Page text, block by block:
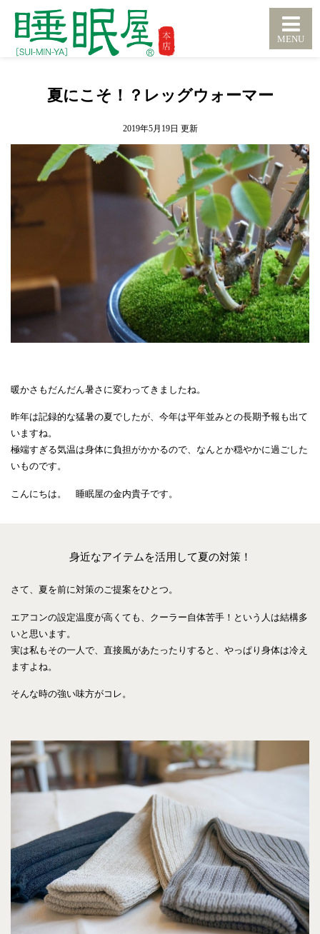
夏にこそ！？レッグウォーマー
2019年5月19日
暖かさもだんだん暑さに変わってきましたね。
昨年は記録的な猛暑の夏でしたが、今年は平年並みとの長期予報も出て
いますね。
極端すぎる気温は身体に負担がかかるので、なんとか穏やかに過ごした
いものです。
こんにちは。 睡眠屋の金内貴子です。
身近なアイテムを活用して夏の対策！
さて、夏を前に対策のご提案をひとつ。
エアコンの設定温度が高くても、クーラー自体苦手！という人は結構多
いと思います。
実は私もその一人で、直接風があたったりすると、やっぱり身体は冷え
ますよね。
そんな時の強い味方がコレ。